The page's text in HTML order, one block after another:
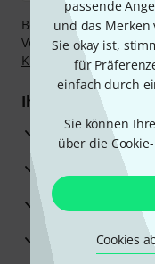
passende
und das Merken
Sie okay ist,
für
einfach durch
Sie können
über die
Cookies
Bezahlen Sie
Vorkasse, PayPal,
Klarna Ratenzahlung
Ihre Vorteile
3 Jahre Thomann
30 Tage Money-
Reparaturservice
Beratung durch